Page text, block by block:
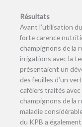
Résultats
Avant l’utilisation
forte carence
champignons de la
irrigations avec la
présentaient un
des feuilles d’un
caféiers traités
champignons de la
maladie
du KPB a